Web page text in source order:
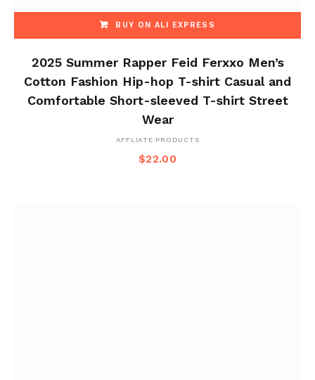
BUY ON ALI EXPRESS
2025 Summer Rapper Feid Ferxxo Men’s
Cotton Fashion Hip-hop T-shirt Casual and
Comfortable Short-sleeved T-shirt Street
Wear
AFFLIATE PRODUCTS
$22.00